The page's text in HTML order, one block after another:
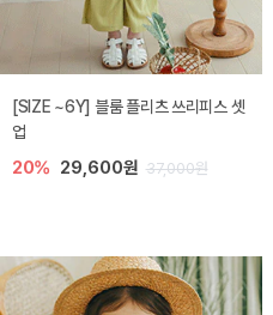
[SIZE ~6Y] 블룸 플리츠 쓰리피스 셋
업
20% 29,600원 37,000원